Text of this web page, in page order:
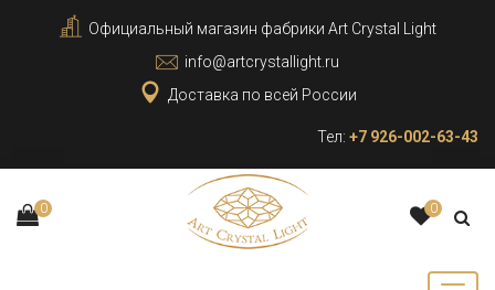
Официальный магазин фабрики Art Crystal Light
info@artcrystallight.ru
Доставка по всей России
Тел: +7 926-002-63-43
0 0